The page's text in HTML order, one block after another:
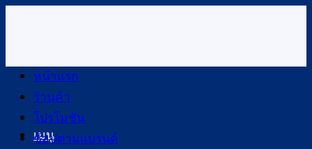
เนื้อหา
เมนู
หน้าแรก
ร้านค้า
โปรโมชัน
ช้อปตามแบรนด์